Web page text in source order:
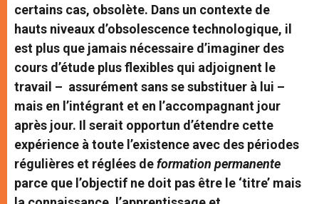
certains cas, obsolète. Dans un contexte de
hauts niveaux d’obsolescence technologique, il
est plus que jamais nécessaire d’imaginer des
cours d’étude plus flexibles qui adjoignent le
travail – assurément sans se substituer à lui –
mais en l’intégrant et en l’accompagnant jour
après jour. Il serait opportun d’étendre cette
expérience à toute l’existence avec des périodes
régulières et réglées deformation permanente
parce que l’objectif ne doit pas être le ‘titre’ mais